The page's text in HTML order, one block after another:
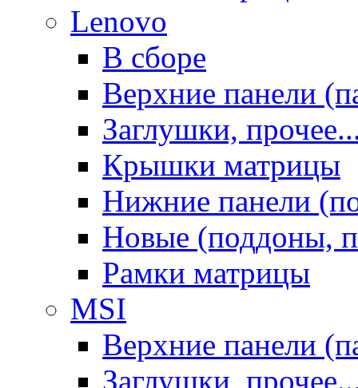
Lenovo
В сборе
Верхние панели
Заглушки,
Крышки матрицы
Нижние панели
Новые (поддоны,
Рамки матрицы
MSI
Верхние панели
Заглушки,